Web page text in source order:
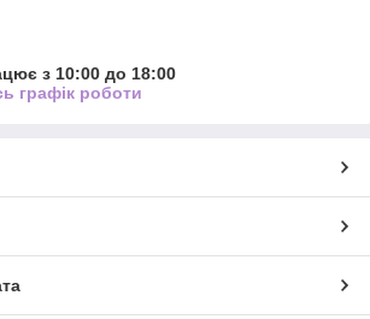
з 10:00 до 18:00
графік роботи